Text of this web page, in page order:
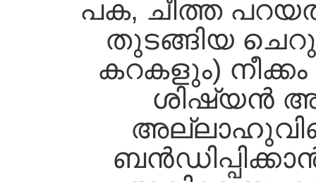
പക, ചീത്ത
തുടങ്ങിയ
കറകളും)
ശിഷ്യന്‍